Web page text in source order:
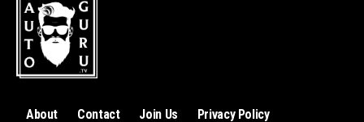
About Contact Join Us Privacy Policy